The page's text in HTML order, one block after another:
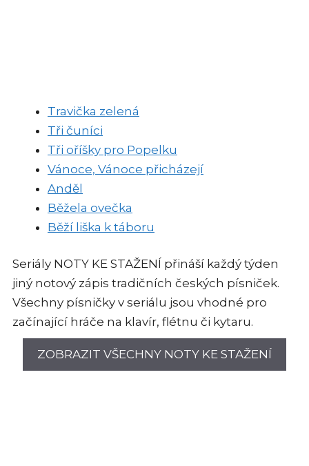
Travička zelená
Tři čuníci
Tři oříšky pro Popelku
Vánoce, Vánoce přicházejí
Anděl
Běžela ovečka
Běží liška k táboru
Seriály NOTY KE STAŽENÍ přináší každý týden
jiný notový zápis tradičních českých písniček.
Všechny písničky v seriálu jsou vhodné pro
začínající hráče na klavír, flétnu či kytaru.
ZOBRAZIT VŠECHNY NOTY KE STAŽENÍ